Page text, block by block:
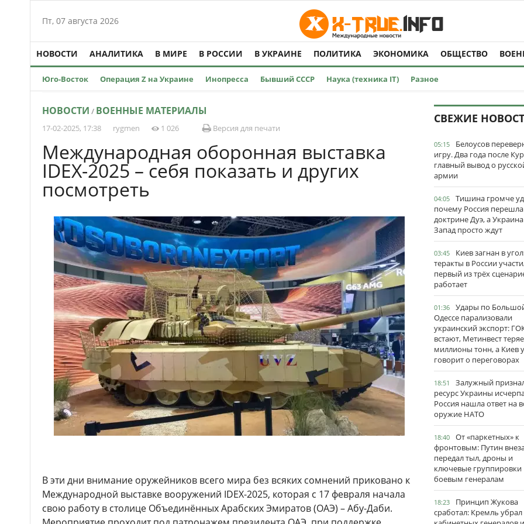
Пт, 07 августа 2026
НОВОСТИ АНАЛИТИКА В МИРЕ В РОССИИ В УКРАИНЕ ПОЛИТИКА ЭКОНОМИКА ОБЩЕСТВО
Юго-Восток Операция Z на Украине Инопресса Бывший СССР Наука (техника IT) Разное
НОВОСТИ / ВОЕННЫЕ МАТЕРИАЛЫ
17-02-2025, 17:38 rygmen 1 026 Версия для печати
Международная оборонная выставка
IDEX-2025 – себя показать и других
посмотреть
В эти дни внимание оружейников всего мира без всяких сомнений приковано к
Международной выставке вооружений IDEX-2025, которая с 17 февраля начала
свою работу в столице Объединённых Арабских Эмиратов (ОАЭ) – Абу-Даби.
СВЕЖИЕ
05:15
Белоусов
игру. Два года после
главный вывод о
армии
04:05
Тишина громче
почему Россия
доктрине Дуэ, а
Запад просто ждут
03:45
Киев загнан в
теракты в России
первый из трёх
работает
01:36
Удары по
Одессе парализовали
украинский экспорт:
встают, Метинвест
миллионы тонн, а Киев
говорит о переговорах
18:51
Залужный
ресурс Украины
Россия нашла ответ на
оружие НАТО
18:40
От «паркетных» к
фронтовым: Путин
передал тыл, дроны и
ключевые группировки
боевым генералам
18:23
Принцип Жукова
сработал: Кремль убрал